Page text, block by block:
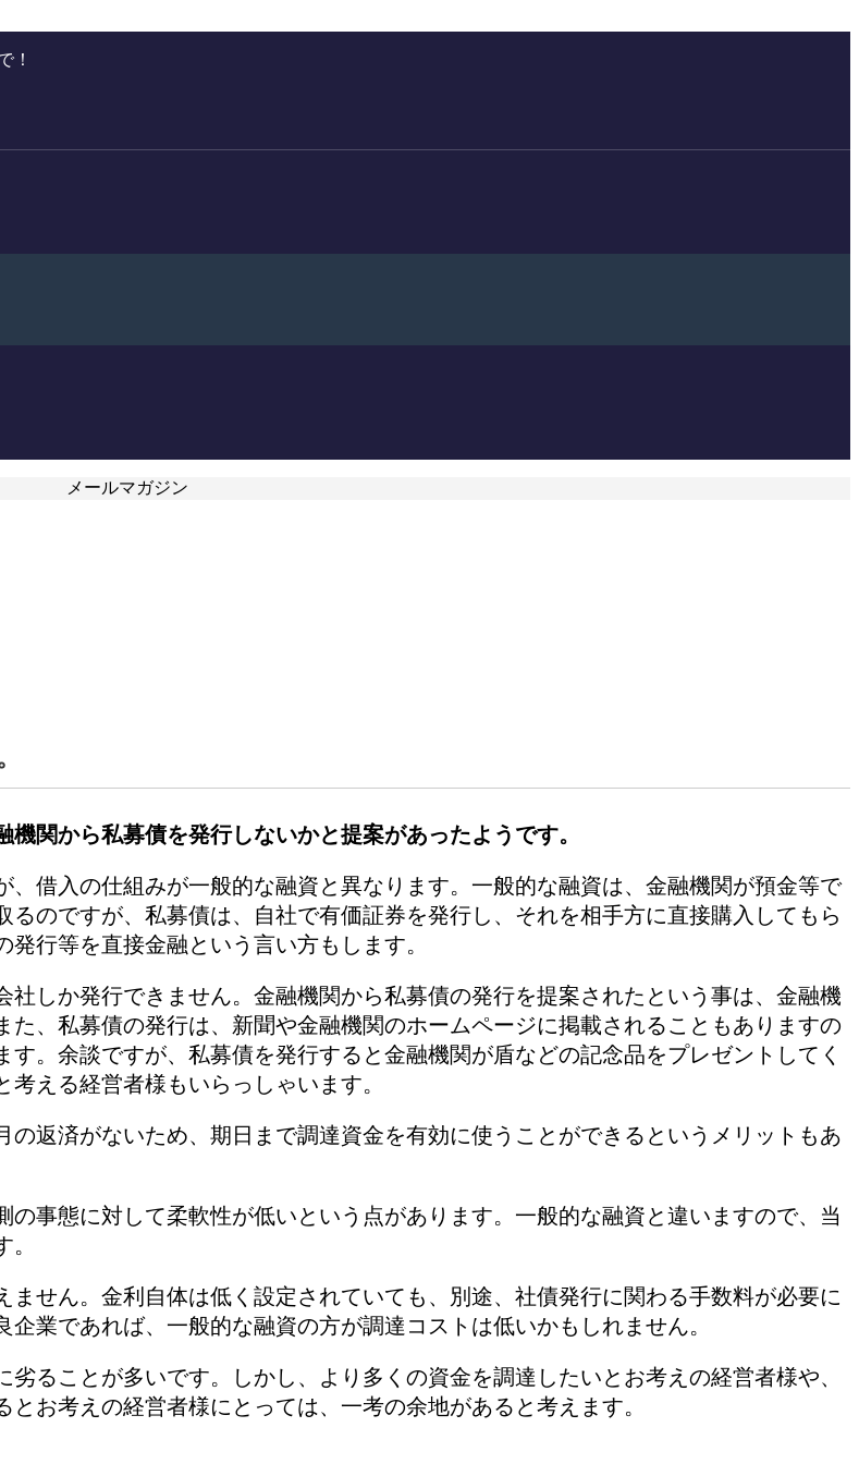
！
メールマガジン
関から私募債を発行しないかと提案があったようです。
借入の仕組みが一般的な融資と異なります。一般的な融資は、金融機関が預金等で
のですが、私募債は、自社で有価証券を発行し、それを相手方に直接購入してもら
行等を直接金融という言い方もします。
しか発行できません。金融機関から私募債の発行を提案されたという事は、金融機
、私募債の発行は、新聞や金融機関のホームページに掲載されることもありますの
。余談ですが、私募債を発行すると金融機関が盾などの記念品をプレゼントしてく
える経営者様もいらっしゃいます。
返済がないため、期日まで調達資金を有効に使うことができるというメリットもあ
事態に対して柔軟性が低いという点があります。一般的な融資と違いますので、当
せん。金利自体は低く設定されていても、別途、社債発行に関わる手数料が必要に
業であれば、一般的な融資の方が調達コストは低いかもしれません。
ることが多いです。しかし、より多くの資金を調達したいとお考えの経営者様や、
お考えの経営者様にとっては、一考の余地があると考えます。